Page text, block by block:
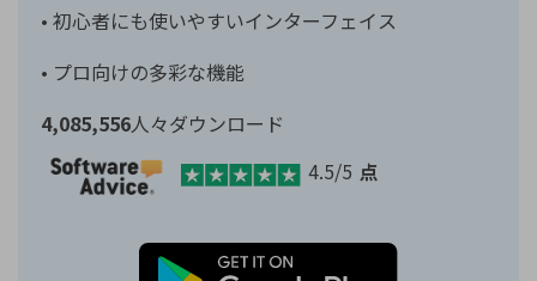
• 初心者にも使いやすいインターフェイス
• プロ向けの多彩な機能
4,085,556人々ダウンロード
4.5/5 点